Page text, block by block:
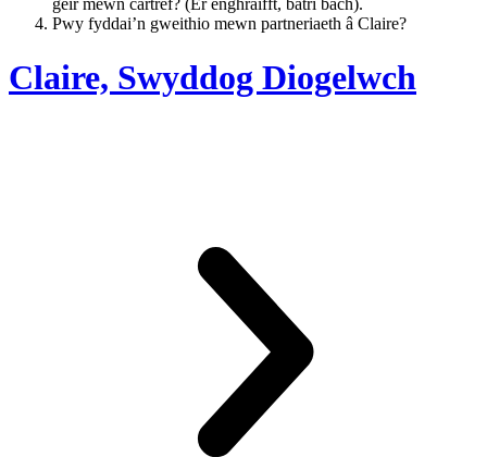
geir mewn cartref? (Er enghraifft, batri bach).
Pwy fyddai’n gweithio mewn partneriaeth â Claire?
Claire, Swyddog Diogelwch